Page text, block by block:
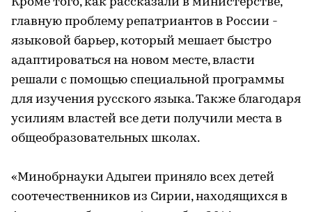
главную проблему репатриантов в России -
языковой барьер, который мешает быстро
адаптироваться на новом месте, власти
решали с помощью специальной программы
для изучения русского языка. Также благодаря
усилиям властей все дети получили места в
общеобразовательных школах.
«Минобрнауки Адыгеи приняло всех детей
соотечественников из Сирии, находящихся в